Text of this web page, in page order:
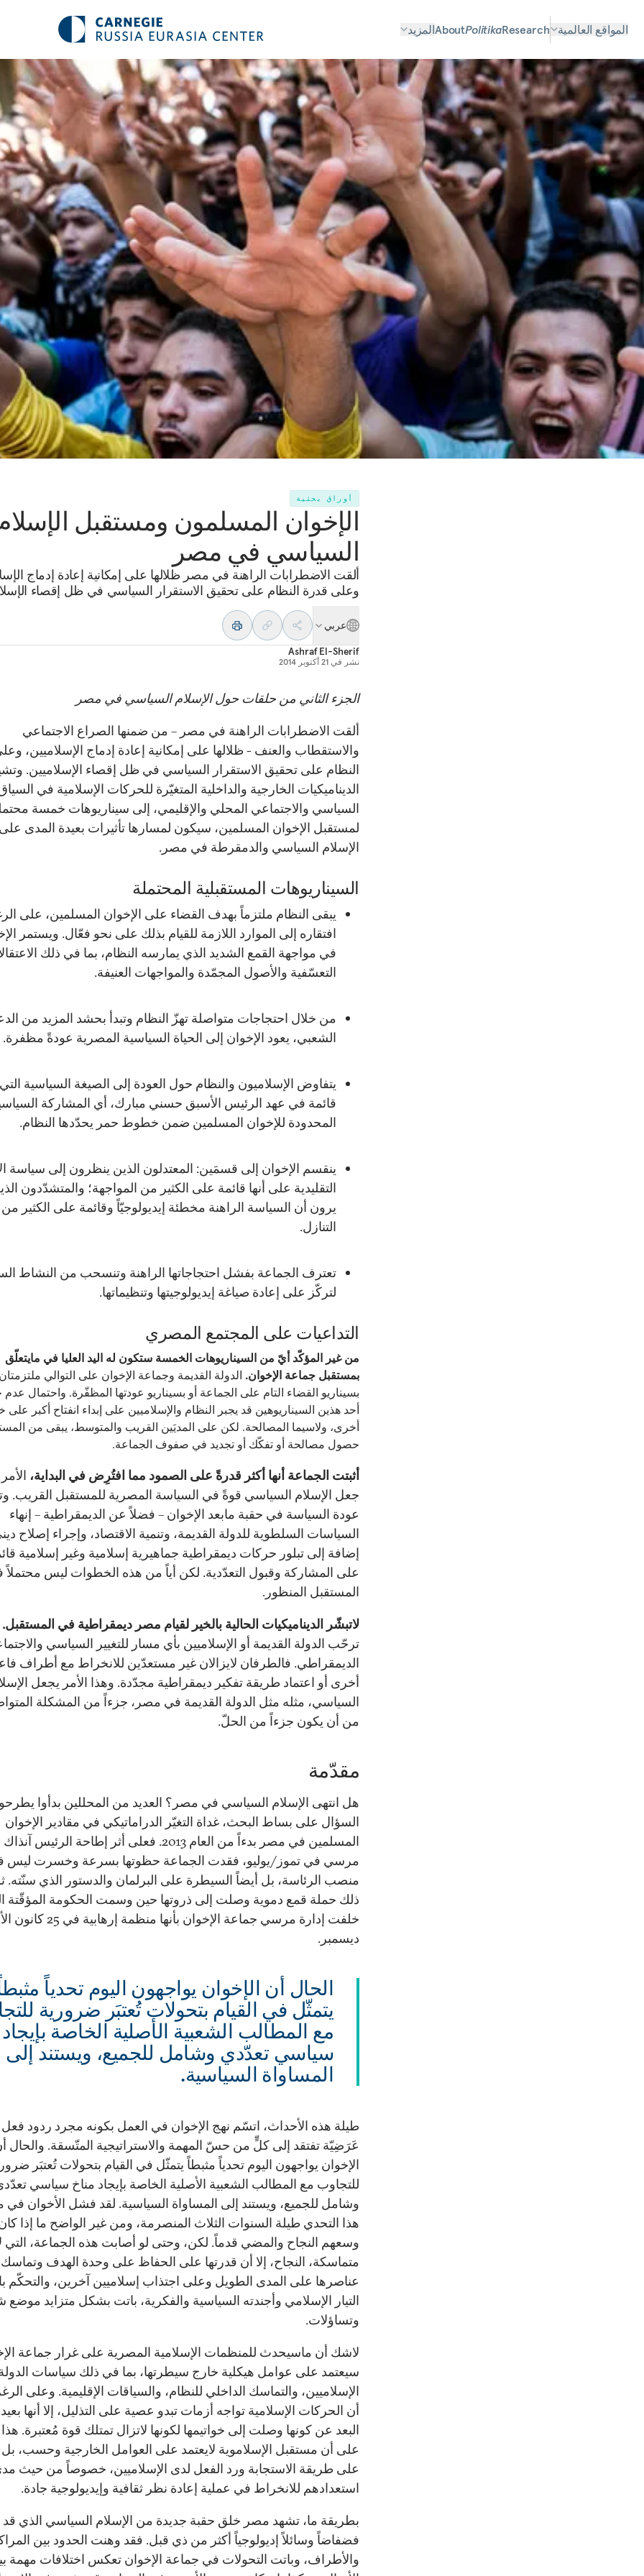
المواقع العالمية Research
Politika
Aboutالمزيد
أوراق بحثية
الإخوان المسلمون ومستقبل
السياسي في مصر
ألقت الاضطرابات الراهنة في مصر ظلالها على إمكانية إعادة إدماج
وعلى قدرة النظام على تحقيق الاستقرار السياسي في ظل إقصاء
عربي
Ashraf El-Sherif
نشر في 21 أكتوبر 2014
الجزء الثاني من حلقات حول الإسلام السياسي في مصر
ألقت الاضطرابات الراهنة في مصر – من ضمنها الصراع الاجتماعي
والاستقطاب والعنف - ظلالها على إمكانية إعادة إدماج الإسلاميين،
النظام على تحقيق الاستقرار السياسي في ظل إقصاء الإسلاميين.
الديناميكيات الخارجية والداخلية المتغيّرة للحركات الإسلامية في
السياسي والاجتماعي المحلي والإقليمي، إلى سيناريوهات خمسة
لمستقبل الإخوان المسلمين، سيكون لمسارها تأثيرات بعيدة المدى على
الإسلام السياسي والدمقرطة في مصر.
السيناريوهات المستقبلية المحتملة
يبقى النظام ملتزماً بهدف القضاء على الإخوان المسلمين، على
افتقاره إلى الموارد اللازمة للقيام بذلك على نحو فعّال. ويستمر
في مواجهة القمع الشديد الذي يمارسه النظام، بما في ذلك
التعسّفية والأصول المجمّدة والمواجهات العنيفة.
من خلال احتجاجات متواصلة تهزّ النظام وتبدأ بحشد المزيد من
الشعبي، يعود الإخوان إلى الحياة السياسية المصرية عودةً مظفرة.
يتفاوض الإسلاميون والنظام حول العودة إلى الصيغة السياسية
قائمة في عهد الرئيس الأسبق حسني مبارك، أي المشاركة
المحدودة للإخوان المسلمين ضمن خطوط حمر يحدّدها النظام.
ينقسم الإخوان إلى قسمَين: المعتدلون الذين ينظرون إلى سياسة
التقليدية على أنها قائمة على الكثير من المواجهة؛ والمتشدّدون
يرون أن السياسة الراهنة مخطئة إيديولوجيّاً وقائمة على الكثير من
التنازل.
تعترف الجماعة بفشل احتجاجاتها الراهنة وتنسحب من النشاط
لتركّز على إعادة صياغة إيديولوجيتها وتنظيماتها.
التداعيات على المجتمع المصري
من غير المؤكّد أيّ من السيناريوهات الخمسة ستكون له اليد العليا في مايتعلّق
بمستقبل جماعة الإخوان. الدولة القديمة وجماعة الإخوان على التوالي
بسيناريو القضاء التام على الجماعة أو بسيناريو عودتها المظفّرة. واحتمال
أحد هذين السيناريوهين قد يجبر النظام والإسلاميين على إبداء انفتاح أكبر على
أخرى، ولاسيما المصالحة. لكن على المديَين القريب والمتوسط، يبقى من
حصول مصالحة أو تفكّك أو تجديد في صفوف الجماعة.
أثبتت الجماعة أنها أكثر قدرةً على الصمود مما افتُرِض في البداية،
جعل الإسلام السياسي قوةً في السياسة المصرية للمستقبل القريب.
عودة السياسة في حقبة مابعد الإخوان – فضلاً عن الديمقراطية – إنهاء
السياسات السلطوية للدولة القديمة، وتنمية الاقتصاد، وإجراء إصلاح
إضافة إلى تبلور حركات ديمقراطية جماهيرية إسلامية وغير إسلامية
على المشاركة وقبول التعدّدية. لكن أياً من هذه الخطوات ليس
المستقبل المنظور.
لاتبشّر الديناميكيات الحالية بالخير لقيام مصر ديمقراطية في المستقبل.
ترحّب الدولة القديمة أو الإسلاميين بأي مسار للتغيير السياسي
الديمقراطي. فالطرفان لايزالان غير مستعدّين للانخراط مع أطراف
أخرى أو اعتماد طريقة تفكير ديمقراطية مجدّدة. وهذا الأمر يجعل
السياسي، مثله مثل الدولة القديمة في مصر، جزءاً من المشكلة
من أن يكون جزءاً من الحلّ.
مقدّمة
هل انتهى الإسلام السياسي في مصر؟ العديد من المحللين بدأوا
السؤال على بساط البحث، غداة التغيّر الدراماتيكي في مقادير الإخوان
المسلمين في مصر بدءاً من العام 2013. فعلى أثر إطاحة
مرسي في تموز/يوليو، فقدت الجماعة حظوتها بسرعة وخسرت ليس
منصب الرئاسة، بل أيضاً السيطرة على البرلمان والدستور الذي سنّته.
ذلك حملة قمع دموية وصلت إلى ذروتها حين وسمت الحكومة المؤقّتة
خلفت إدارة مرسي جماعة الإخوان بأنها منظمة
ديسمبر.
الحال أن الإخوان يواجهون اليوم تحدياً
يتمثّل في القيام بتحولات تُعتبَر ضرورية
مع المطالب الشعبية الأصلية الخاصة
سياسي تعدّدي وشامل للجميع، ويستند إلى
المساواة السياسية.
طيلة هذه الأحداث، اتسّم نهج الإخوان في العمل بكونه مجرد ردود فعل
عَرَضِيّة تفتقد إلى كلٍّ من حسّ المهمة والاستراتيجية المتّسقة. والحال
الإخوان يواجهون اليوم تحدياً مثبطاً يتمثّل في القيام بتحولات تُعتبَر
للتجاوب مع المطالب الشعبية الأصلية الخاصة بإيجاد مناخ سياسي
وشامل للجميع، ويستند إلى المساواة السياسية. لقد فشل الأخوان في
هذا التحدي طيلة السنوات الثلاث المنصرمة، ومن غير الواضح ما إذا
وسعهم النجاح والمضي قدماً. لكن، وحتى لو أصابت هذه الجماعة، التي
متماسكة، النجاح، إلا أن قدرتها على الحفاظ على وحدة الهدف وتماسك
عناصرها على المدى الطويل وعلى اجتذاب إسلاميين آخرين، والتحكّم
التيار الإسلامي وأجندته السياسية والفكرية، باتت بشكل متزايد
وتساؤلات.
لاشك أن ماسيحدث للمنظمات الإسلامية المصرية على غرار جماعة
سيعتمد على عوامل هيكلية خارج سيطرتها، بما في ذلك سياسات
الإسلاميين، والتماسك الداخلي للنظام، والسياقات الإقليمية. وعلى
أن الحركات الإسلامية تواجه أزمات تبدو عصية على التذليل، إلا أنها
البعد عن كونها وصلت إلى خواتيمها لكونها لاتزال تمتلك قوة مُعتبرة.
على أن مستقبل الإسلاموية لايعتمد على العوامل الخارجية وحسب، بل
على طريقة الاستجابة ورد الفعل لدى الإسلاميين، خصوصاً من حيث
استعدادهم للانخراط في عملية إعادة نظر ثقافية وإيديولوجية جادة.
بطريقة ما، تشهد مصر خلق حقبة جديدة من الإسلام السياسي الذي
فضفاضاً وسائلاً إديولوجياً أكثر من ذي قبل. فقد وهنت الحدود بين
والأطراف، وباتت التحولات في جماعة الإخوان تعكس اختلافات مهمة